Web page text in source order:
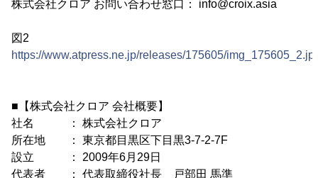
株式会社クロア お問い合わせ窓口： info@croix.asia
図2
https://www.atpress.ne.jp/releases/175605/
■【株式会社クロア 会社概要】
社名 ： 株式会社クロア
所在地 ： 東京都目黒区下目黒3-7-2-7F
設立 ： 2009年6月29日
代表者 ： 代表取締役社長 戸部田 馬準